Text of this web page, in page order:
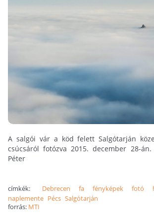
A salgói vár a köd felett Salgótarján
csúcsáról fotózva 2015. december 28-
Péter
címkék: Debrecen fa fényképek fotó
naplemente Pécs Salgótarján
forrás: MTI